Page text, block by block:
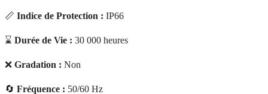
📏 Indice de Protection : IP66
⌛ Durée de Vie : 30 000 heures
❌ Gradation : Non
🔄 Fréquence : 50/60 Hz